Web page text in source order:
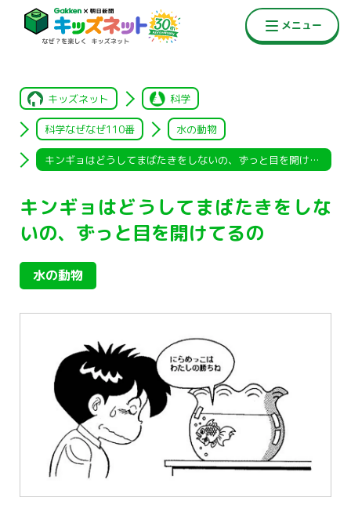
キッズネット 科学
科学なぜなぜ110番 水の動物
キンギョはどうしてまばたきをしないの、ずっと目を開けてるの
キンギョはどうしてまばたきをしな
いの、ずっと目を開けてるの
水の動物